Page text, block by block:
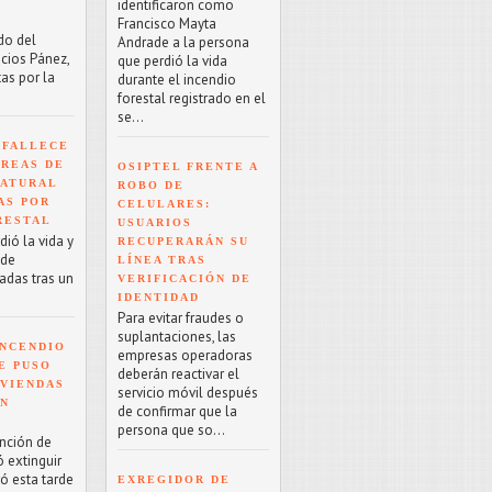
del
Pánez,
por la
DE
POR
la vida y
tras un
PUSO
de
extinguir
esta tarde
identificaron como
Francisco Mayta
Andrade a la persona
que perdió la vida
durante el incendio
forestal registrado en el
se...
OSIPTEL FRENTE A
ROBO DE
CELULARES:
USUARIOS
RECUPERARÁN SU
LÍNEA TRAS
VERIFICACIÓN DE
IDENTIDAD
Para evitar fraudes o
suplantaciones, las
empresas operadoras
deberán reactivar el
servicio móvil después
de confirmar que la
persona que so...
EXREGIDOR DE